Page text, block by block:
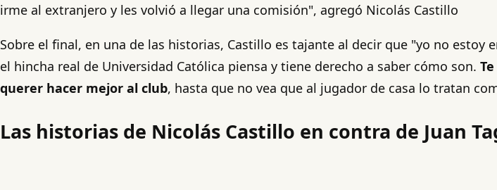
irme al extranjero y les volvió a llegar una comisión", agregó Nicolás Castillo
Sobre el final, en una de las historias, Castillo es tajante al decir que "yo no
el hincha real de Universidad Católica piensa y tiene derecho a saber cómo son.
querer hacer mejor al club, hasta que no vea que al jugador de casa lo tratan
Las historias de Nicolás Castillo en contra de Juan